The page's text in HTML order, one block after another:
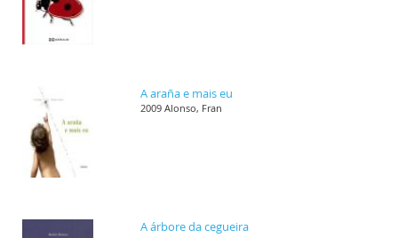
A araña e mais eu
2009 Alonso, Fran
A árbore da cegueira